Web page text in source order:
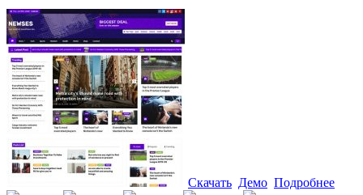
Скачать Демо Подробнее